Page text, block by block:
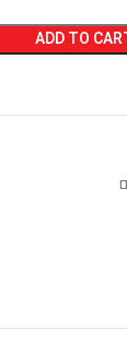
ADD TO